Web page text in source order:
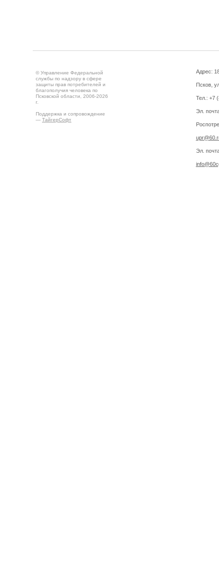
© Управление Федеральной
службы по надзору в сфере
защиты прав потребителей и
благополучия человека по
Псковской области, 2006-2026
г.
Поддержка и сопровождение
— ТайгерСофт
Адрес:
Псков,
Тел.: +7
Эл.
Эл.